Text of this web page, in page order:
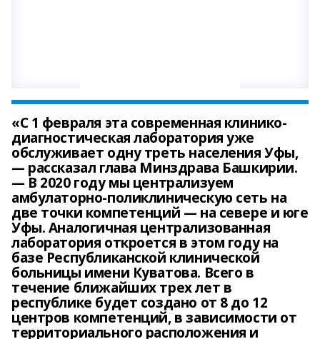
«С 1 февраля эта современная клинико-
диагностическая лаборатория уже
обслуживает одну треть населения Уфы,
— рассказал глава Минздрава Башкирии.
— В 2020 году мы централизуем
амбулаторно-поликлиническую сеть на
две точки компетенций — на севере и юге
Уфы. Аналогичная централизованная
лаборатория откроется в этом году на
базе Республиканской клинической
больницы имени Куватова. Всего в
течение ближайших трех лет в
республике будет создано от 8 до 12
центров компетенций, в зависимости от
территориального расположения и